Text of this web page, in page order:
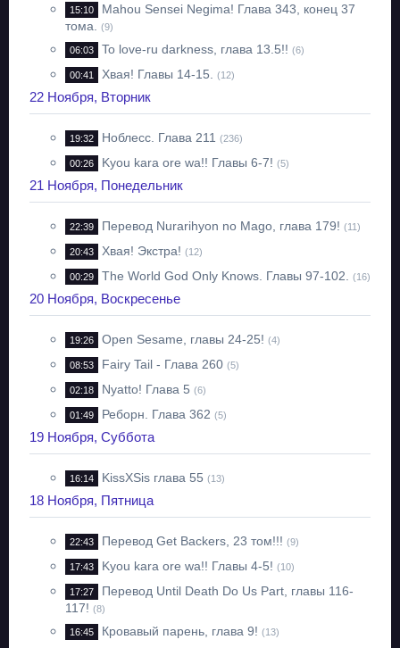
15:10
Mahou Sensei Negima! Глава 343, конец 37
тома.
(9)
06:03 To love-ru darkness, глава 13.5!! (6)
00:41 Хвая! Главы 14-15. (12)
22 Ноября, Вторник
19:32 Ноблесс. Глава 211 (236)
00:26 Kyou kara ore wa!! Главы 6-7! (5)
21 Ноября, Понедельник
22:39 Перевод Nurarihyon no Mago, глава 179! (11)
20:43 Хвая! Экстра! (12)
00:29 The World God Only Knows. Главы 97-102. (16)
20 Ноября, Воскресенье
19:26 Open Sesame, главы 24-25! (4)
08:53 Fairy Tail - Глава 260 (5)
02:18 Nyatto! Глава 5 (6)
01:49 Реборн. Глава 362 (5)
19 Ноября, Суббота
16:14 KissXSis глава 55 (13)
18 Ноября, Пятница
22:43 Перевод Get Backers, 23 том!!! (9)
17:43 Kyou kara ore wa!! Главы 4-5! (10)
17:27
Перевод Until Death Do Us Part, главы 116-
117! (8)
16:45 Кровавый парень, глава 9! (13)